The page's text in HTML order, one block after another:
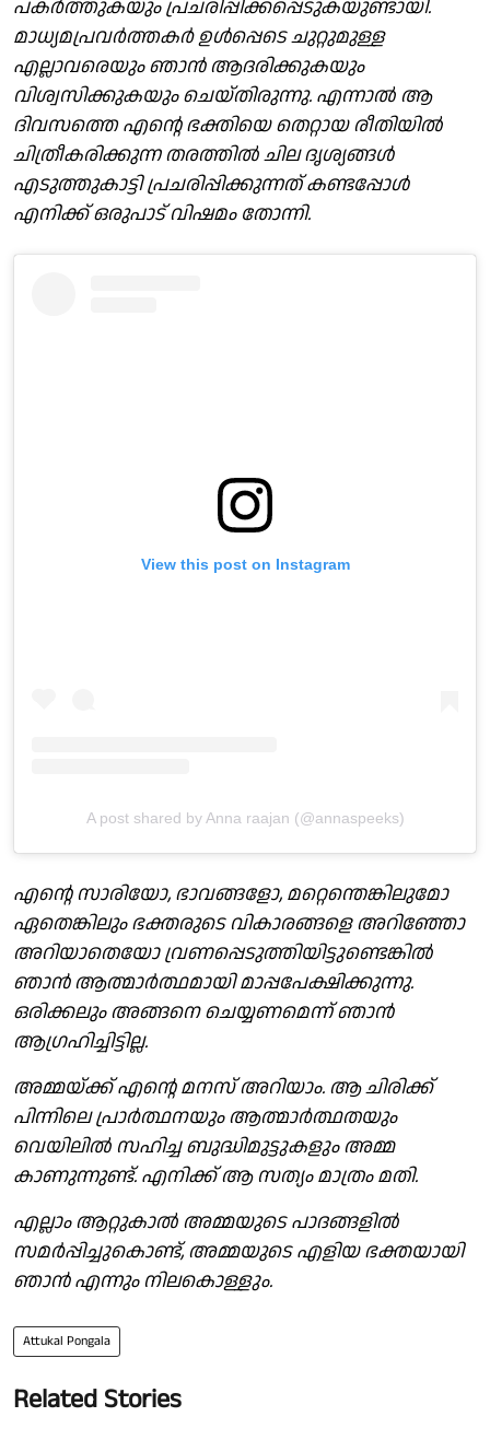
പകർത്തുകയും പ്രചരിപ്പിക്കപ്പെടുകയുണ്ടായി.
മാധ്യമപ്രവർത്തകർ ഉൾപ്പെടെ ചുറ്റുമുള്ള
എല്ലാവരെയും ഞാൻ ആദരിക്കുകയും
വിശ്വസിക്കുകയും ചെയ്തിരുന്നു. എന്നാൽ ആ
ദിവസത്തെ എന്റെ ഭക്തിയെ തെറ്റായ രീതിയിൽ
ചിത്രീകരിക്കുന്ന തരത്തിൽ ചില ദൃശ്യങ്ങൾ
എടുത്തുകാട്ടി പ്രചരിപ്പിക്കുന്നത് കണ്ടപ്പോൾ
എനിക്ക് ഒരുപാട് വിഷമം തോന്നി.
View this post on Instagram
A post shared by Anna raajan (@annaspeeks)
എന്റെ സാരിയോ, ഭാവങ്ങളോ, മറ്റെന്തെങ്കിലുമോ
ഏതെങ്കിലും ഭക്തരുടെ വികാരങ്ങളെ അറിഞ്ഞോ
അറിയാതെയോ വ്രണപ്പെടുത്തിയിട്ടുണ്ടെങ്കിൽ
ഞാൻ ആത്മാർത്ഥമായി മാപ്പപേക്ഷിക്കുന്നു.
ഒരിക്കലും അങ്ങനെ ചെയ്യണമെന്ന് ഞാൻ
ആഗ്രഹിച്ചിട്ടില്ല.
അമ്മയ്ക്ക് എന്റെ മനസ് അറിയാം. ആ ചിരിക്ക്
പിന്നിലെ പ്രാർത്ഥനയും ആത്മാർത്ഥതയും
വെയിലിൽ സഹിച്ച ബുദ്ധിമുട്ടുകളും അമ്മ
കാണുന്നുണ്ട്. എനിക്ക് ആ സത്യം മാത്രം മതി.
എല്ലാം ആറ്റുകാൽ അമ്മയുടെ പാദങ്ങളിൽ
സമർപ്പിച്ചുകൊണ്ട്, അമ്മയുടെ എളിയ ഭക്തയായി
ഞാൻ എന്നും നിലകൊള്ളും.
Attukal Pongala
Related Stories